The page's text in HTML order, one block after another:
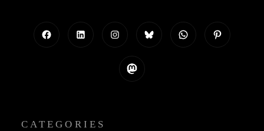
Instagram
CATEGORIES